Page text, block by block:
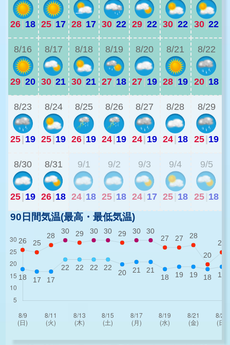
26| 18 25|17 28|17 30|22 29|22 30|22 30|22
8/16
29|20
8/17
30|21
8/18
30|21
8/19
27|18
8/20
27| 19
8/21
28| 19
8/22
20|18
8/23
25| 19
8/24
25|19
8/25
26|19
8/26
24|19
8/27
24| 19
8/28
24| 18
8/29
25|19
8/30
25| 19
8/31
26|18
9/1
24 18
9/2
25 18
9/3
24 17
9/4
25 18
9/5
25 18
90日間気温(最高・最低気温)